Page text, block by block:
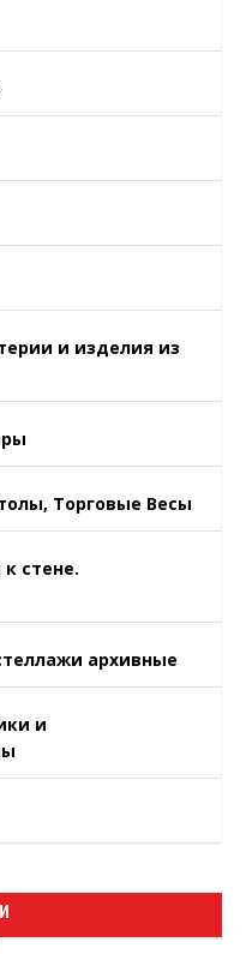
и изделия из
Торговые Весы
стене.
архивные
и